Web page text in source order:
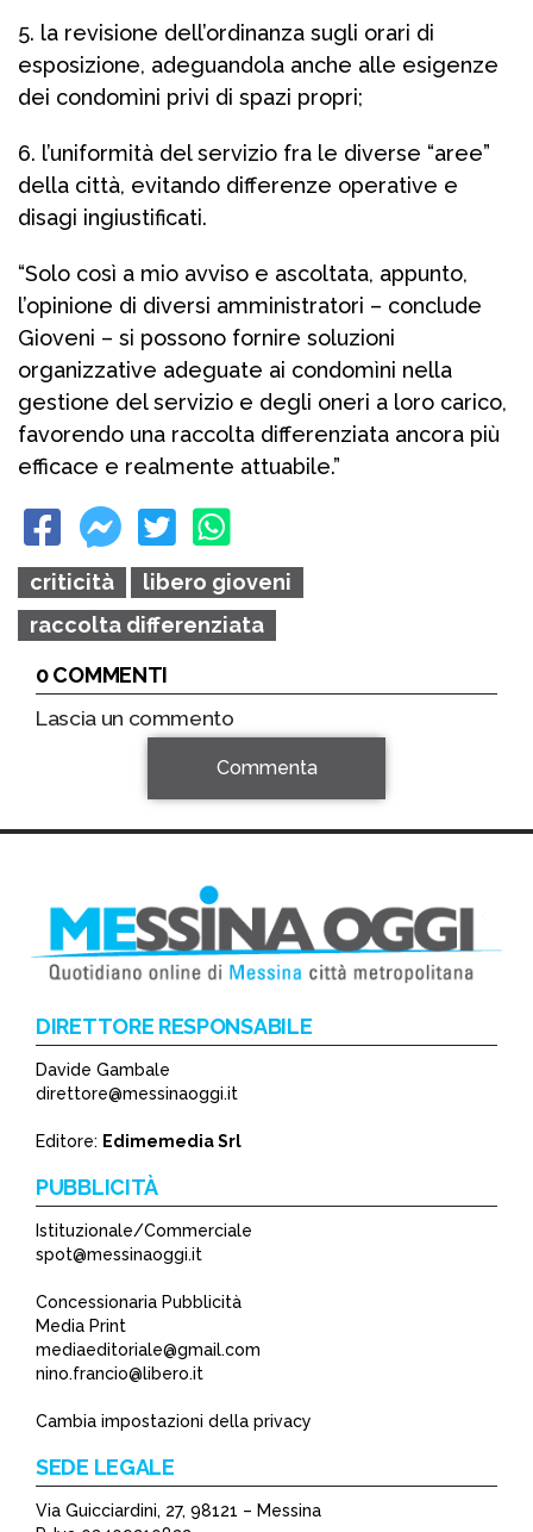
5. la revisione dell’ordinanza sugli orari di
esposizione, adeguandola anche alle esigenze
dei condomìni privi di spazi propri;
6. l’uniformità del servizio fra le diverse “aree”
della città, evitando differenze operative e
disagi ingiustificati.
“Solo così a mio avviso e ascoltata, appunto,
l’opinione di diversi amministratori – conclude
Gioveni – si possono fornire soluzioni
organizzative adeguate ai condomìni nella
gestione del servizio e degli oneri a loro carico,
favorendo una raccolta differenziata ancora più
efficace e realmente attuabile.”
criticità
libero gioveni
raccolta differenziata
0 COMMENTI
Lascia un commento
*
Commenta
DIRETTORE RESPONSABILE
Davide Gambale
direttore@messinaoggi.it
Editore: Edimemedia Srl
PUBBLICITÀ
Istituzionale/Commerciale
spot@messinaoggi.it
Concessionaria Pubblicità
Media Print
mediaeditoriale@gmail.com
nino.francio@libero.it
Cambia impostazioni della privacy
SEDE LEGALE
Via Guicciardini, 27, 98121 – Messina